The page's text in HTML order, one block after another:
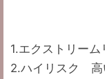
1.エクストリー
2.ハイリスク 高